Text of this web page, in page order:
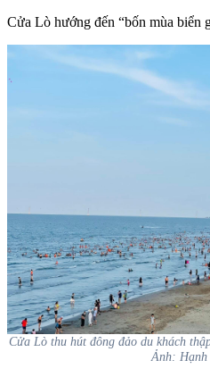
Cửa Lò hướng đến “bốn mùa biển
Cửa Lò thu hút đông đảo du khách
Ảnh: Hạnh